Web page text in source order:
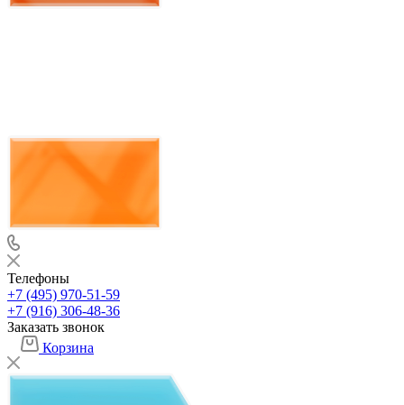
Телефоны
+7 (495) 970-51-59
+7 (916) 306-48-36
Заказать звонок
Корзина